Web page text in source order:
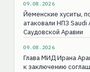
09.08.2026
Йеменские хуситы,
атаковали НПЗ
Саудовской Аравии
09.08.2026
Глава МИД Ирана
к заключению